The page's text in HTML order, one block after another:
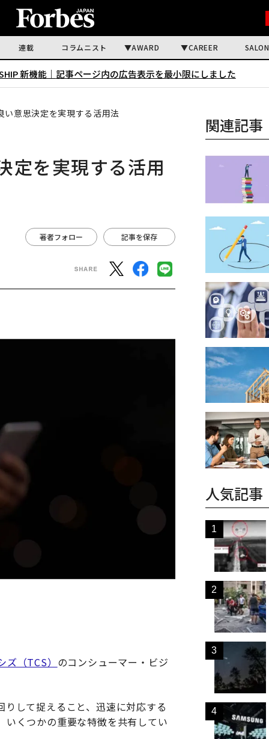
連載 コラムニスト AWARD CAREER SALON
新機能｜ 記事ページ内の広告表示を最小限にしました
意思決定を実現する活用法
を実現する活用
著者フォロー 記事を保存
（TCS） のコンシューマー・ビジ
して捉えること、迅速に対応する
いくつかの重要な特徴を共有してい
関連記事
人気記事